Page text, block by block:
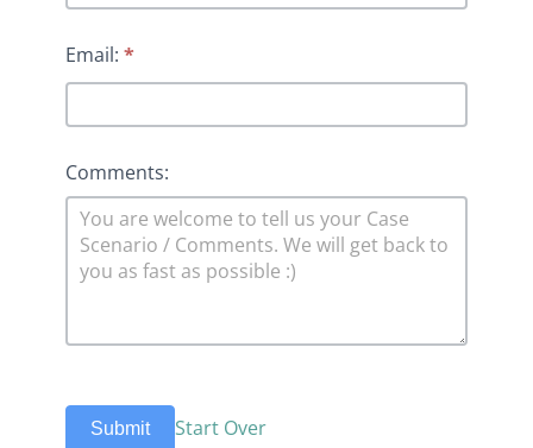
Email: *
Comments:
Submit Start Over